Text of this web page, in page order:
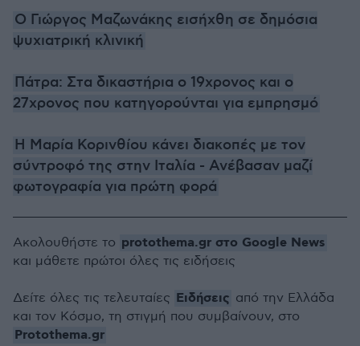
Ο Γιώργος Μαζωνάκης εισήχθη σε δημόσια
ψυχιατρική κλινική
Πάτρα: Στα δικαστήρια ο 19χρονος και ο
27χρονος που κατηγορούνται για εμπρησμό
Η Μαρία Κορινθίου κάνει διακοπές με τον
σύντροφό της στην Ιταλία - Ανέβασαν μαζί
φωτογραφία για πρώτη φορά
Ακολουθήστε το protothema.gr στο Google News
και μάθετε πρώτοι όλες τις ειδήσεις
Δείτε όλες τις τελευταίες Ειδήσεις από την Ελλάδα
και τον Κόσμο, τη στιγμή που συμβαίνουν, στο
Protothema.gr